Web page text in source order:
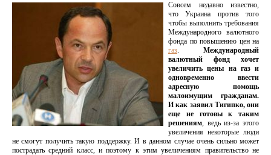
Совсем недавно известно,
что Украина против того
чтобы выполнить требования
Международного валютного
фонда по повышению цен на
газ. Международный
валютный фонд хочет
увеличить цены на газ и
одновременно ввести
адресную помощь
малоимущим гражданам.
И как заявил Тигипко, они
еще не готовы к таким
решениям, ведь из-за этого
увеличения некоторые люди
не смогут получить такую поддержку. И в данном случае очень сильно может
пострадать средний класс, и поэтому к этим увеличениям правительство не